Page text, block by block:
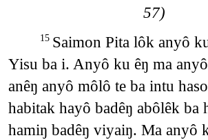
57)
15 Saimon Pita lôk anyô
Yisu ba i. Anyô ku êŋ ma
anêŋ anyô môlô te ba intu
habitak hayô badêŋ abôlêk ba
hamiŋ badêŋ viyaiŋ. Ma anyô